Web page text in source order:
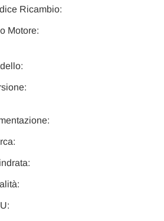
Ricambio:
Motore: